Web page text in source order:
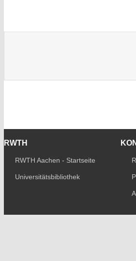
RWTH
RWTH Aachen - Startseite
Universitätsbibliothek